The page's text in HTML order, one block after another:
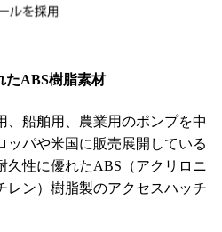
たABS樹脂素材
、船舶用、農業用のポンプを中
ッパや米国に販売展開している
久性に優れたABS（アクリロニ
レン）樹脂製のアクセスハッチ